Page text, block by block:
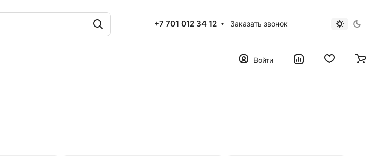
+7 701 012 34 12 Заказать звонок
Войти